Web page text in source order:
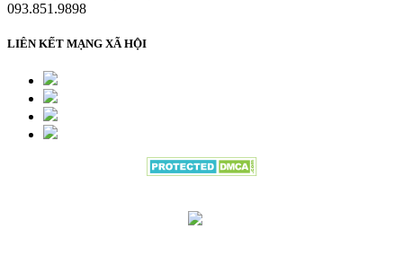
093.851.9898
LIÊN KẾT MẠNG XÃ HỘI